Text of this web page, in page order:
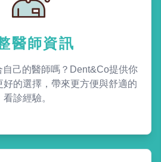
醫師資訊
己的醫師嗎？Dent&Co提供你
的選擇，帶來更方便與舒適的
看診經驗。